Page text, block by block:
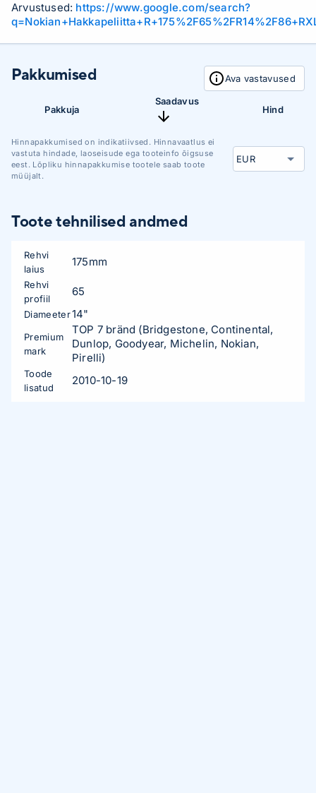
Arvustused: https://www.google.com/search?
Pakkumised Ava vastavused
Pakkuja
Saadavus
Hind
Hinnapakkumised on indikatiivsed. Hinnavaatlus ei
vastuta hindade, laoseisude ega tooteinfo õigsuse
eest. Lõpliku hinnapakkumise tootele saab toote
müüjalt.
Toote tehnilised andmed
Rehvi
laius
175mm
Rehvi
profiil
65
Diameeter14"
Premium
mark
TOP 7 bränd (Bridgestone, Continental,
Dunlop, Goodyear, Michelin, Nokian,
Pirelli)
Toode
lisatud
2010-10-19